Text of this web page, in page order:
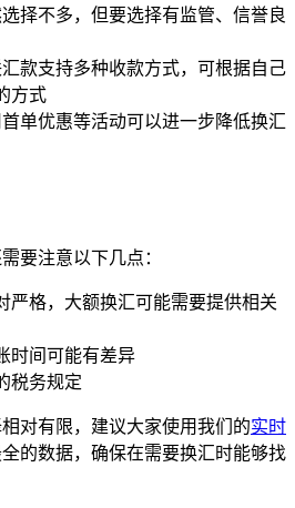
择不多，但要选择有监管、信誉良
汇款支持多种收款方式，可根据自己
方式
首单优惠等活动可以进一步降低换汇
要注意以下几点：
严格，大额换汇可能需要提供相关
时间可能有差异
税务规定
对有限，建议大家使用我们的实时
的数据，确保在需要换汇时能够找